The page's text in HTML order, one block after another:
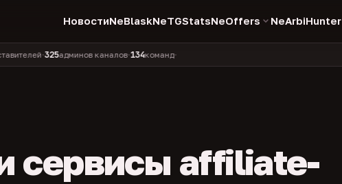
НовостиNeBlaskNeTGStatsNeOffers NeArbiHunter
•325админов каналов •134команд•
сервисы affiliate-